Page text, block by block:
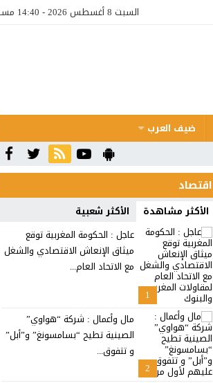
السبت 8 أغسطس 2026 - 14:40 مساءً
ضيف العرب
اقتصاد
الأكثر مشاهدة الأكثر شعبية
1
عاجل : الحكومة المغربية توقع
ميثاق الإنعاش الاقتصادي والشغل
مع الاتحاد العام...
2
مال وأعمال : شركة “هواوي”
الصينية تطيح “بسامسونغ” و”أبل”
و تتفوق...